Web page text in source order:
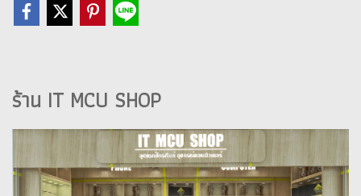
ร้าน IT MCU SHOP